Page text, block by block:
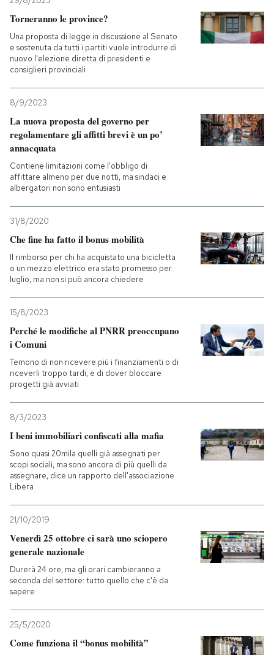
Torneranno le province?
Una proposta di legge in discussione al Senato
e sostenuta da tutti i partiti vuole introdurre di
nuovo l'elezione diretta di presidenti e
consiglieri provinciali
8/9/2023
La nuova proposta del governo per
regolamentare gli affitti brevi è un po’
annacquata
Contiene limitazioni come l'obbligo di
affittare almeno per due notti, ma sindaci e
albergatori non sono entusiasti
31/8/2020
Che fine ha fatto il bonus mobilità
Il rimborso per chi ha acquistato una bicicletta
o un mezzo elettrico era stato promesso per
luglio, ma non si può ancora chiedere
15/8/2023
Perché le modifiche al PNRR preoccupano
i Comuni
Temono di non ricevere più i finanziamenti o di
riceverli troppo tardi, e di dover bloccare
progetti già avviati
8/3/2023
I beni immobiliari confiscati alla mafia
Sono quasi 20mila quelli già assegnati per
scopi sociali, ma sono ancora di più quelli da
assegnare, dice un rapporto dell'associazione
Libera
21/10/2019
Venerdì 25 ottobre ci sarà uno sciopero
generale nazionale
Durerà 24 ore, ma gli orari cambieranno a
seconda del settore: tutto quello che c'è da
sapere
25/5/2020
Come funziona il “bonus mobilità”